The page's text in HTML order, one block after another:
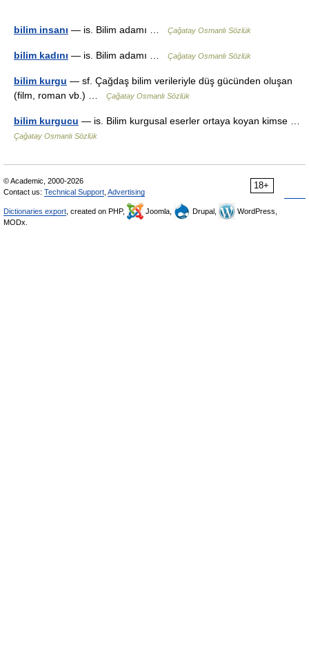
bilim insanı — is. Bilim adamı … Çağatay Osmanlı Sözlük
bilim kadını — is. Bilim adamı … Çağatay Osmanlı Sözlük
bilim kurgu — sf. Çağdaş bilim verileriyle düş gücünden oluşan
(film, roman vb.) …
Çağatay Osmanlı Sözlük
bilim kurgucu — is. Bilim kurgusal eserler ortaya koyan kimse …
Çağatay Osmanlı Sözlük
18+
© Academic, 2000-2026
Contact us: Technical Support Advertising
Dictionaries export , created on PHP, Joomla, Drupal,
WordPress,
MODx.